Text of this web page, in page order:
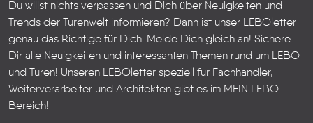
Du willst nichts verpassen und Dich über Neuigkeiten und
Trends der Türenwelt informieren? Dann ist unser LEBOletter
genau das Richtige für Dich. Melde Dich gleich an! Sichere
Dir alle Neuigkeiten und interessanten Themen rund um LEBO
und Türen! Unseren LEBOletter speziell für Fachhändler,
Weiterverarbeiter und Architekten gibt es im MEIN LEBO
Bereich!